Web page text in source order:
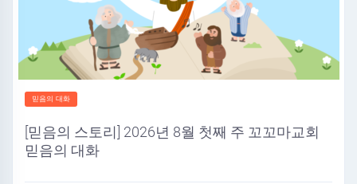
믿음의 대화
[믿음의 스토리] 2026년 8월 첫째 주 꼬꼬마교회
믿음의 대화